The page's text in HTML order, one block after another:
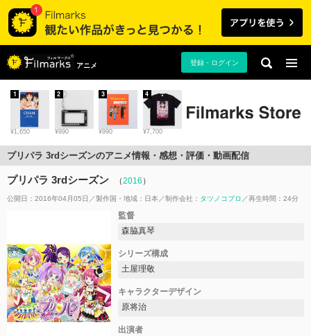
アニメ 登録・ログイン
¥1,650
1
¥990
2
¥990
3
¥7,700
4
プリパラ 3rdシーズンのアニメ情報・感想・評価・動画配信
プリパラ 3rdシーズン （2016 ）
公開日：2016年04月05日 製作国・地域： 日本 制作会社： タツノコプロ 再生時間：24分
監督
森脇真琴
シリーズ構成
土屋理敬
キャラクターデザイン
原将治
出演者